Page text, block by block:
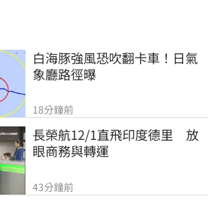
白海豚強風恐吹翻卡車！日氣
象廳路徑曝
18分鐘前
長榮航12/1直飛印度德里　放
眼商務與轉運
43分鐘前